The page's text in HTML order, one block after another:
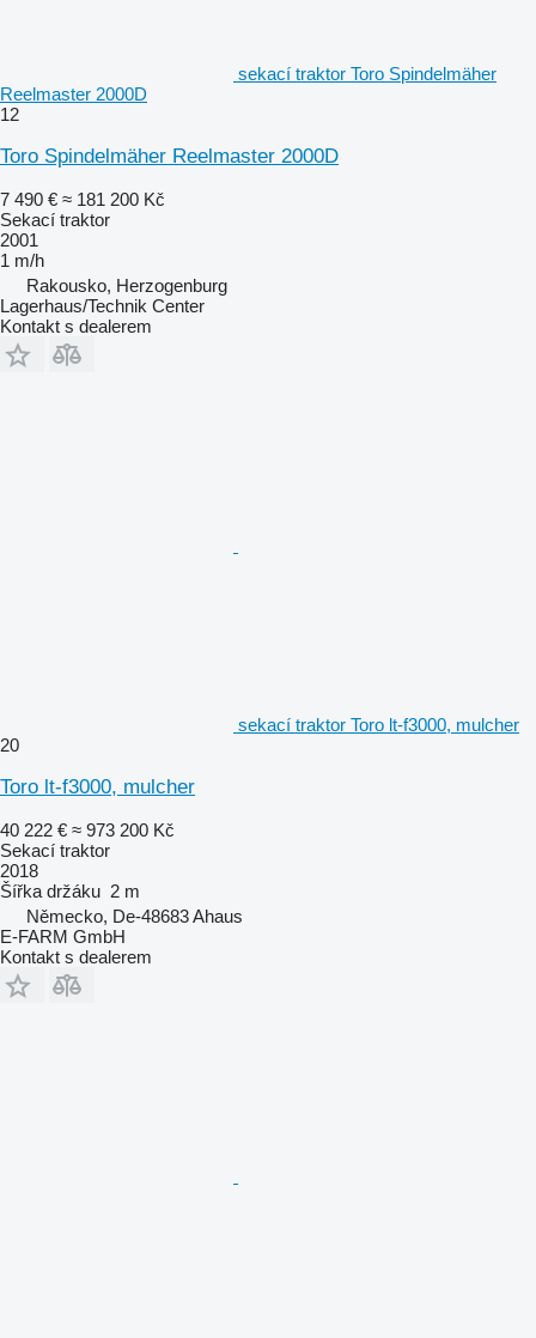
sekací traktor Toro Spindelmäher
Reelmaster 2000D
12
Toro Spindelmäher Reelmaster 2000D
7 490 € ≈ 181 200 Kč
Sekací traktor
2001
1 m/h
Rakousko, Herzogenburg
Lagerhaus/Technik Center
Kontakt s dealerem
sekací traktor Toro lt-f3000, mulcher
20
Toro lt-f3000, mulcher
40 222 € ≈ 973 200 Kč
Sekací traktor
2018
Šířka držáku 2 m
Německo, De-48683 Ahaus
E-FARM GmbH
Kontakt s dealerem